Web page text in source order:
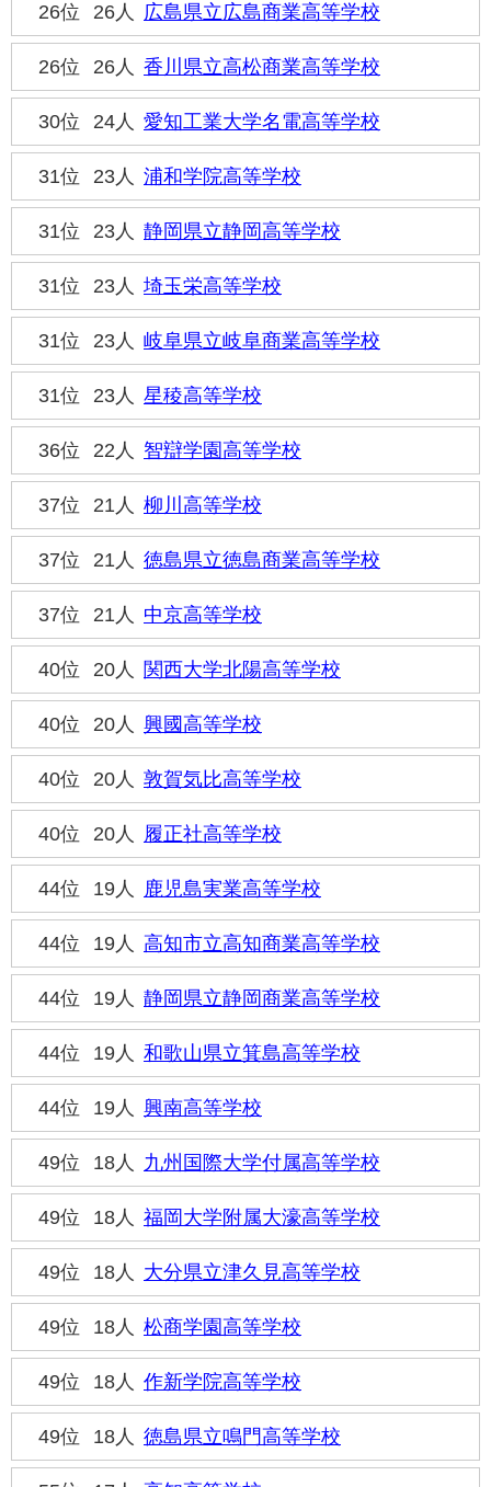
26位 26人 広島県立広島商業高等学校
26位 26人 香川県立高松商業高等学校
30位 24人 愛知工業大学名電高等学校
31位 23人 浦和学院高等学校
31位 23人 静岡県立静岡高等学校
31位 23人 埼玉栄高等学校
31位 23人 岐阜県立岐阜商業高等学校
31位 23人 星稜高等学校
36位 22人 智辯学園高等学校
37位 21人 柳川高等学校
37位 21人 徳島県立徳島商業高等学校
37位 21人 中京高等学校
40位 20人 関西大学北陽高等学校
40位 20人 興國高等学校
40位 20人 敦賀気比高等学校
40位 20人 履正社高等学校
44位 19人 鹿児島実業高等学校
44位 19人 高知市立高知商業高等学校
44位 19人 静岡県立静岡商業高等学校
44位 19人 和歌山県立箕島高等学校
44位 19人 興南高等学校
49位 18人 九州国際大学付属高等学校
49位 18人 福岡大学附属大濠高等学校
49位 18人 大分県立津久見高等学校
49位 18人 松商学園高等学校
49位 18人 作新学院高等学校
49位 18人 徳島県立鳴門高等学校